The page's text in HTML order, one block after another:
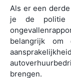
Als er een
je de politie
belangrijk
brengen.